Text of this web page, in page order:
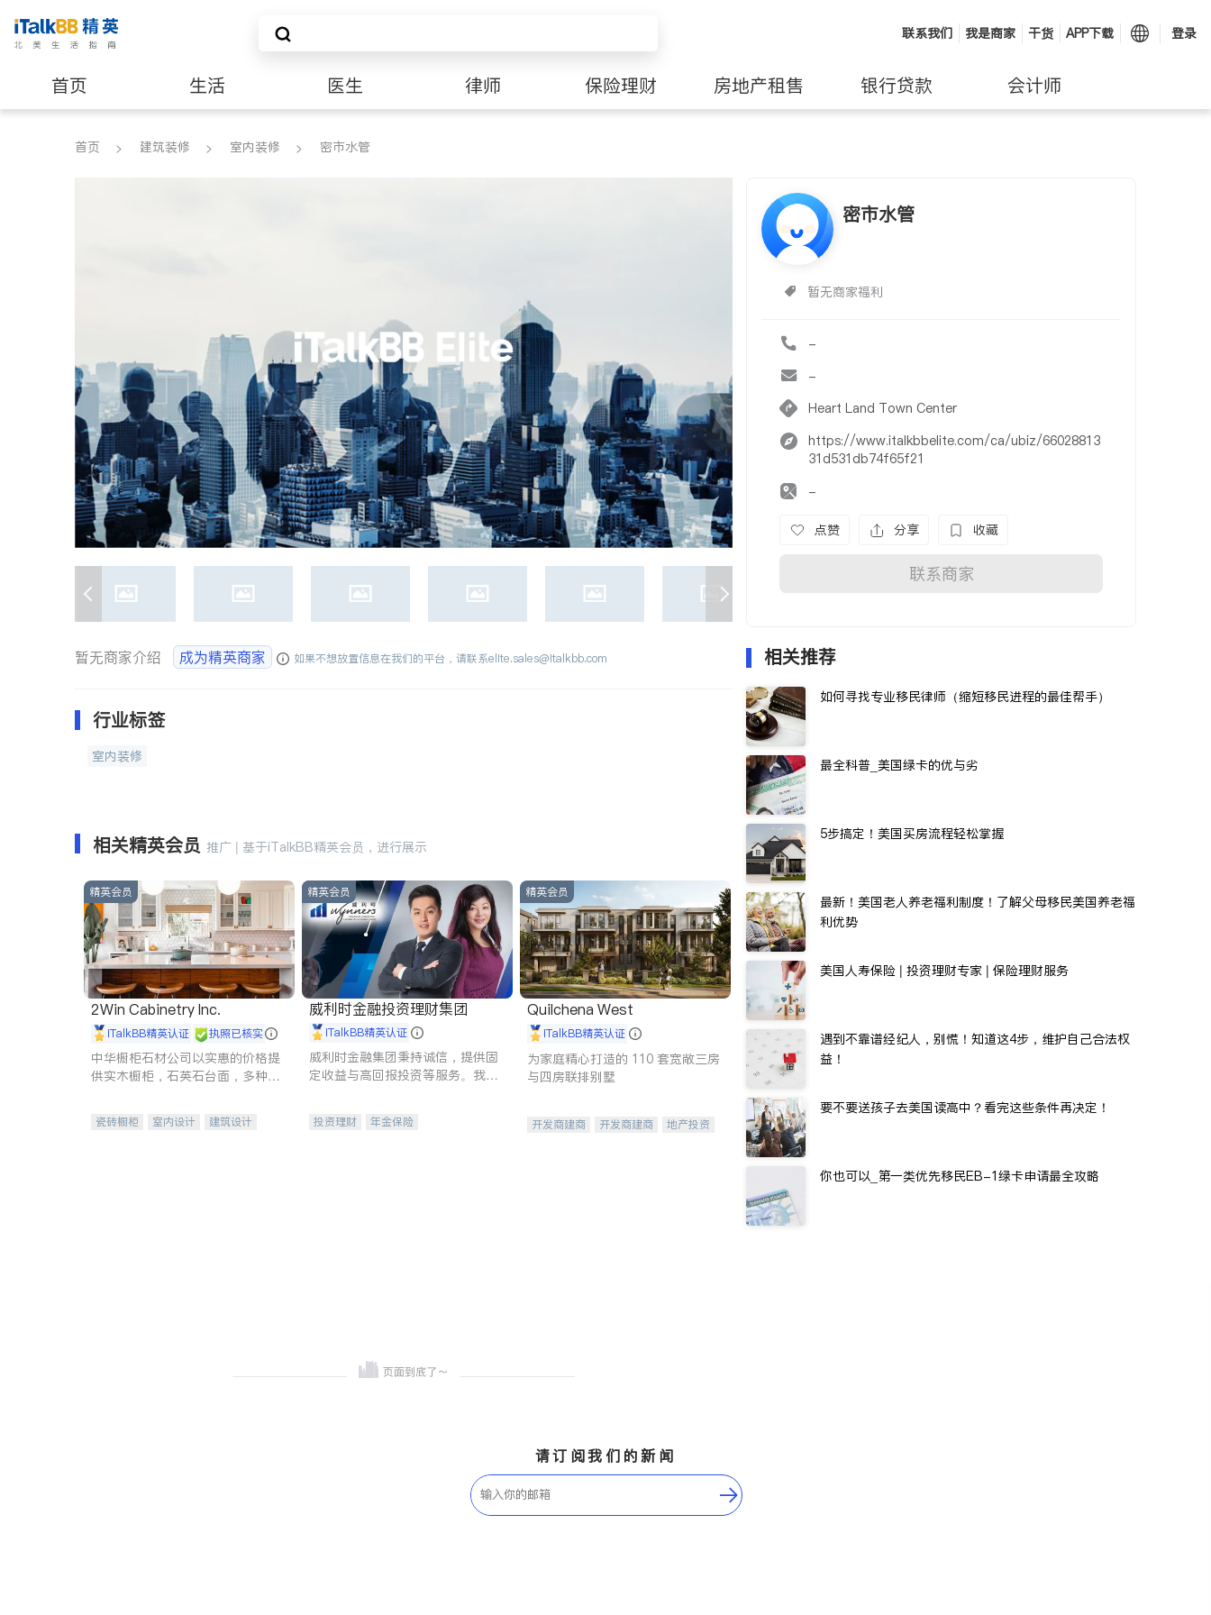
联系我们 我是商家 干货 APP下载 登录
首页 生活 医生 律师 保险理财 房地产租售 银行贷款 会计师
建筑装修
首页 建筑装修 室内装修 密市水管
密市水管
暂无商家福利
-
-
Heart Land Town Center
https://www.italkbbelite.com/ca/ubiz/66028813
31d531db74f65f21
-
点赞 分享 收藏
联系商家
暂无商家介绍 成为精英商家 如果不想放置信息在我们的平台，请联系elite.sales@italkbb.com
行业标签
室内装修
相关精英会员 推广 | 基于iTalkBB精英会员，进行展示
精英会员
2Win Cabinetry Inc.
iTalkBB精英认证 执照已核实
中华橱柜石材公司以实惠的价格提
供实木橱柜，石英石台面，多种优
机。品质厨房，家的选择。
瓷砖橱柜 室内设计
建筑设计
精英会员
威利时金融投资理财集团
iTalkBB精英认证
威利时金融集团秉持诚信，提供固
定收益与高回报投资等服务。我们
元化组合，助力客户实现目标
投资理财
年金保险
精英会员
Quilchena West
iTalkBB精英认证
为家庭精心打造的 110 套宽敞三房
与四房联排别墅
开发商建商 开发商建商 地产投资
相关推荐
如何寻找专业移民律师（缩短移民进程的最佳帮手）
最全科普_美国绿卡的优与劣
5步搞定！美国买房流程轻松掌握
最新！美国老人养老福利制度！了解父母移民美国养老福
利优势
美国人寿保险 | 投资理财专家 | 保险理财服务
遇到不靠谱经纪人，别慌！知道这4步，维护自己合法权
益！
要不要送孩子去美国读高中？看完这些条件再决定！
你也可以_第一类优先移民EB-1绿卡申请最全攻略
请订阅我们的新闻